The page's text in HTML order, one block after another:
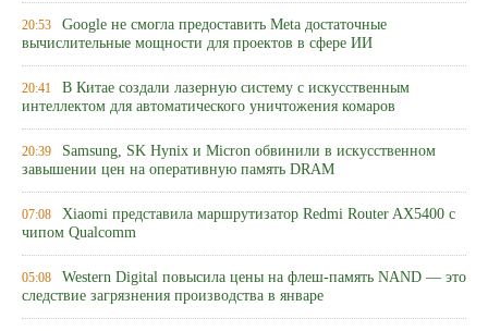
20:53 Google не смогла предоставить Meta достаточные
вычислительные мощности для проектов в сфере ИИ
20:41 В Китае создали лазерную систему с искусственным
интеллектом для автоматического уничтожения комаров
20:39 Samsung, SK Hynix и Micron обвинили в искусственном
завышении цен на оперативную память DRAM
07:08 Xiaomi представила маршрутизатор Redmi Router AX5400 с
чипом Qualcomm
05:08 Western Digital повысила цены на флеш-память NAND — это
следствие загрязнения производства в январе